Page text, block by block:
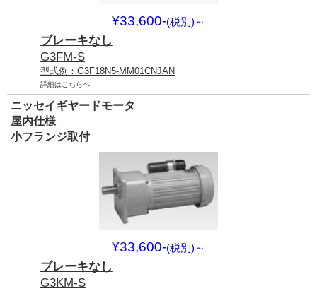
¥33,600-(税別) ～
ブレーキなし
G3FM-S
型式例：G3F18N5-MM01CNJAN
詳細はこちらへ
ニッセイギヤードモータ
屋内仕様
小フランジ取付
¥33,600-(税別) ～
ブレーキなし
G3KM-S